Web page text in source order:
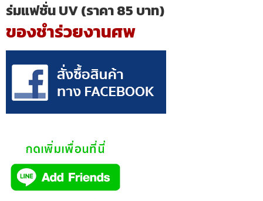
ร่มแฟชั่น UV (ราคา 85 บาท)
ของชำร่วยงานศพ